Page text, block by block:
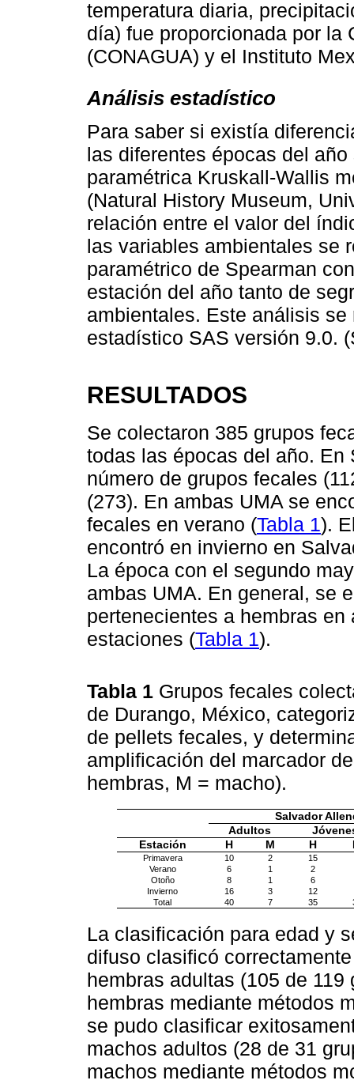
temperatura diaria,
día) fue proporcionada por la
(CONAGUA) y el Instituto
Análisis estadístico
Para saber si existía
las diferentes épocas del
paramétrica Kruskall-Wallis
(Natural History Museum,
relación entre el valor del
las variables ambientales se
paramétrico de Spearman
estación del año tanto de
ambientales. Este análisis
estadístico SAS versión 9.0.
RESULTADOS
Se colectaron 385 grupos
todas las épocas del año.
número de grupos fecales
(273). En ambas UMA se
fecales en verano (Tabla 1).
encontró en invierno en
La época con el segundo
ambas UMA. En general, se
pertenecientes a hembras
estaciones (Tabla 1).
Tabla 1 Grupos fecales
de Durango, México,
de pellets fecales, y
amplificación del marcador
hembras, M = macho).
Salvador
Adultos
Estación
H M H
Primavera 10 2
15
Verano
6 1
2
Otoño
8 1
6
Invierno
16 3
12
Total
40 7 35
La clasificación para edad y
difuso clasificó
hembras adultas (105 de
hembras mediante métodos
se pudo clasificar
machos adultos (28 de 31
machos mediante métodos